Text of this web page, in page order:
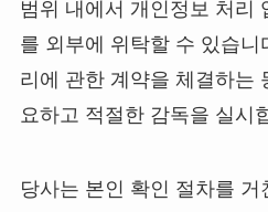
범위 내에서 개인정보 처리
를 외부에 위탁할 수 있습니
리에 관한 계약을 체결하는
요하고 적절한 감독을 실시
당사는 본인 확인 절차를